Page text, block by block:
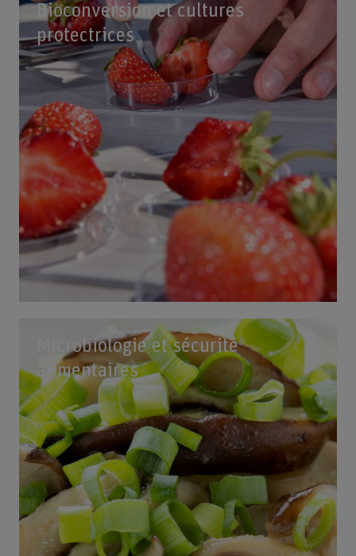
Bioconversion et cultures
protectrices
Microbiologie et sécurité
alimentaires